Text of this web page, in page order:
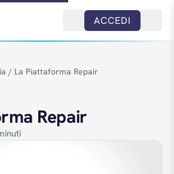
ACCEDI
/ La Piattaforma Repair
Repair